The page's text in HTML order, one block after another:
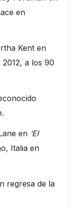
en
Kent en
a los 90
en ‘El
Italia en
regresa de la